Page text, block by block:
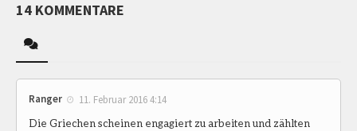
14 KOMMENTARE
Ranger 11. Februar 2016 4:14
Die Griechen scheinen engagiert zu arbeiten und zählten